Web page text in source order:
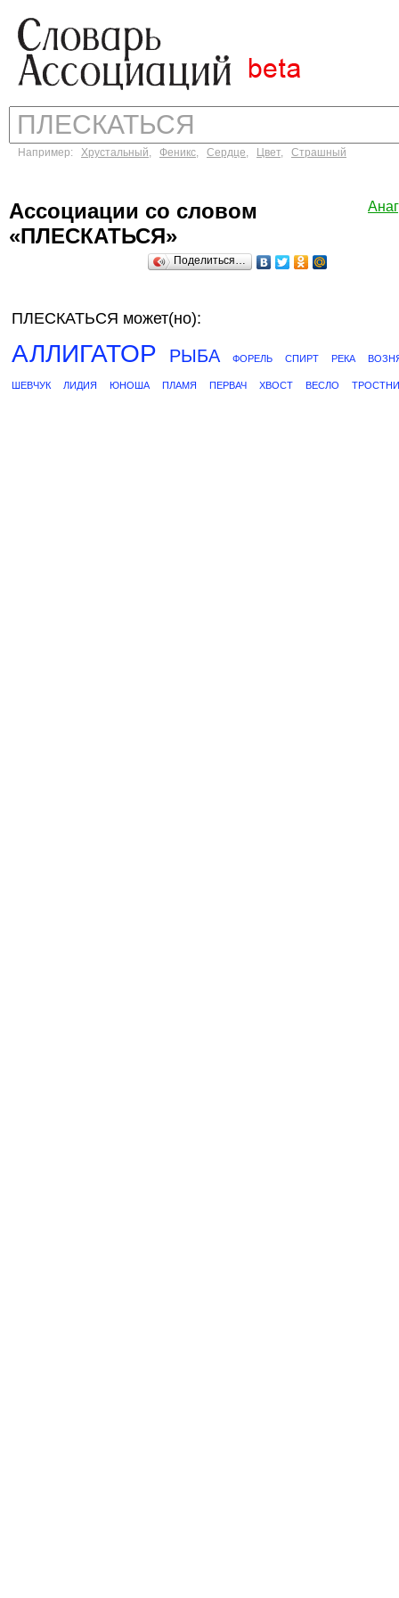
Например: Хрустальный, Феникс, Сердце, Цвет, Страшный
Ассоциации со словом
«ПЛЕСКАТЬСЯ»
Поделиться…
ПЛЕСКАТЬСЯ может(но):
АЛЛИГАТОР РЫБА ФОРЕЛЬ СПИРТ РЕКА
ШЕВЧУК ЛИДИЯ ЮНОША ПЛАМЯ ПЕРВАЧ ХВОСТ ВЕСЛО